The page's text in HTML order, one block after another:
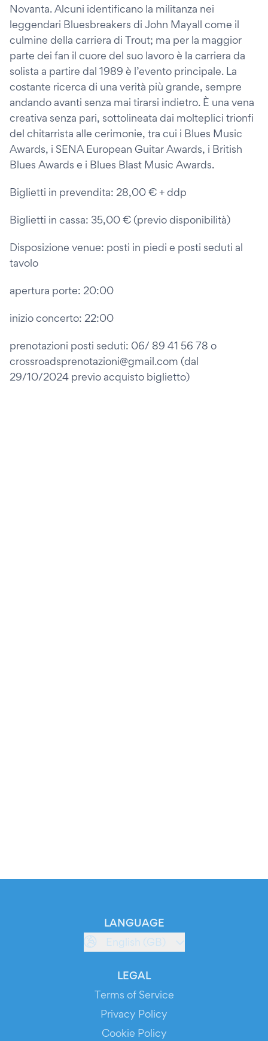
Novanta. Alcuni identificano la militanza nei
leggendari Bluesbreakers di John Mayall come il
culmine della carriera di Trout; ma per la maggior
parte dei fan il cuore del suo lavoro è la carriera da
solista a partire dal 1989 è l’evento principale. La
costante ricerca di una verità più grande, sempre
andando avanti senza mai tirarsi indietro. È una vena
creativa senza pari, sottolineata dai molteplici trionfi
del chitarrista alle cerimonie, tra cui i Blues Music
Awards, i SENA European Guitar Awards, i British
Blues Awards e i Blues Blast Music Awards.
Biglietti in prevendita: 28,00 € + ddp
Biglietti in cassa: 35,00 € (previo disponibilità)
Disposizione venue: posti in piedi e posti seduti al
tavolo
apertura porte: 20:00
inizio concerto: 22:00
prenotazioni posti seduti: 06/ 89 41 56 78 o
crossroadsprenotazioni@gmail.com (dal
29/10/2024 previo acquisto biglietto)
LANGUAGE
English (GB)
LEGAL
Terms of Service
Privacy Policy
Cookie Policy